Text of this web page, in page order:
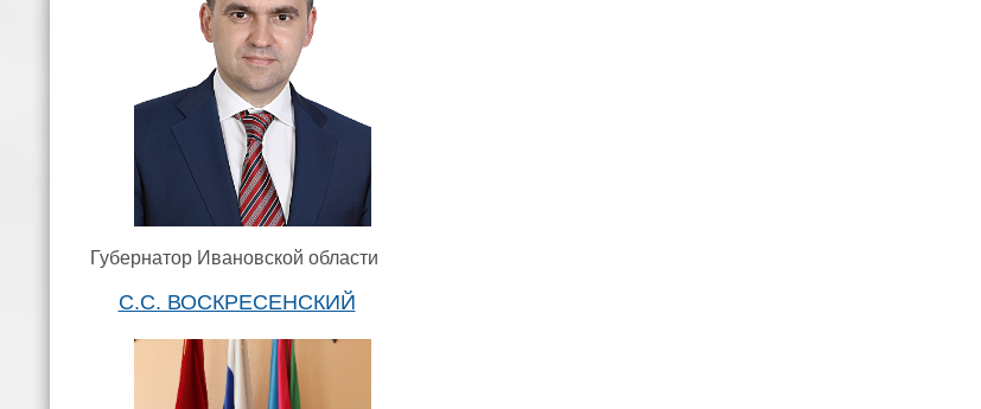
Губернатор Ивановской области
С.С. ВОСКРЕСЕНСКИЙ